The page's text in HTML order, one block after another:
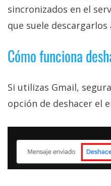
sincronizados en el
que suele
Cómo funciona
Si utilizas Gmail,
opción de deshacer el